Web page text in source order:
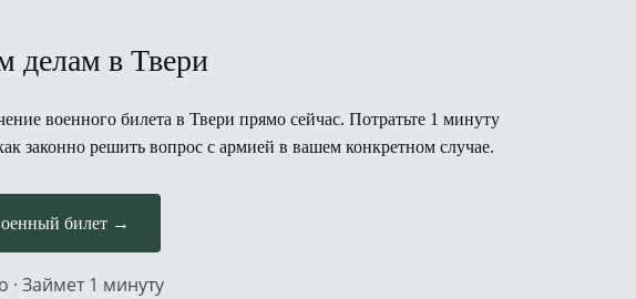
делам в Твери
военного билета в Твери прямо сейчас. Потратьте 1 минуту
законно решить вопрос с армией в вашем конкретном случае.
билет →
· Займет 1 минуту